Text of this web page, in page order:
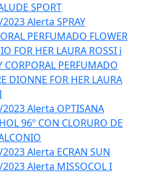
SPORT
Alerta SPRAY
PERFUMADO FLOWER
FOR HER LAURA ROSSI i
CORPORAL PERFUMADO
DIONNE FOR HER LAURA
Alerta OPTISANA
96º CON CLORURO DE
Alerta ECRAN SUN
Alerta MISSOCOL I